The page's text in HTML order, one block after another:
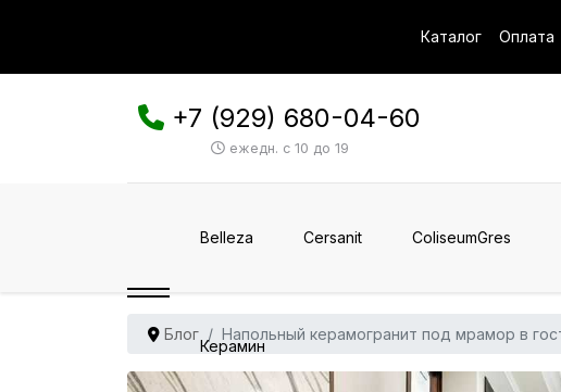
Каталог Оплата
+7 (929) 680-04-60
ежедн. с 10 до 19
Belleza Cersanit ColiseumGres
Керамин
Блог Напольный керамогранит под мрамор в